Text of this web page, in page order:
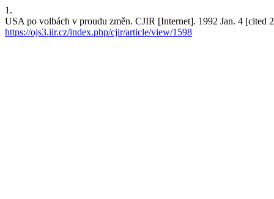
1.
USA po volbách v proudu změn. CJIR [Internet]. 1992 Jan. 4 [cited
https://ojs3.iir.cz/index.php/cjir/article/view/1598